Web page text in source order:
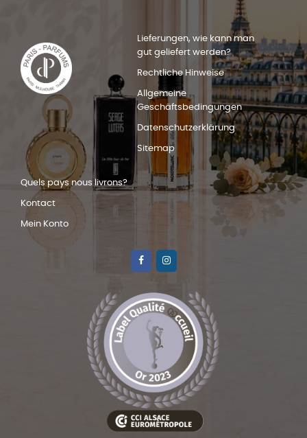
Lieferungen, wie kann man
gut geliefert werden?
Rechtliche Hinweise
Allgemeine
Geschäftsbedingungen
Datenschutzerklärung
Sitemap
Quels pays nous livrons?
Kontact
Mein Konto